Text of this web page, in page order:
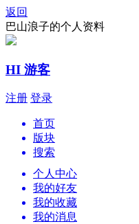
返回
巴山浪子的个人资料
HI 游客
注册 登录
首页
版块
搜索
个人中心
我的好友
我的收藏
我的消息